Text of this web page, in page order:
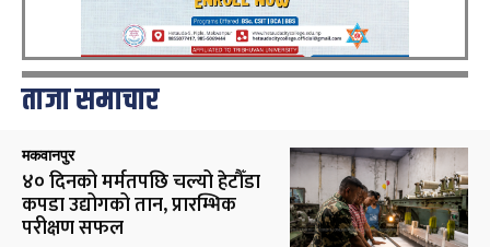
ताजा समाचार
मकवानपुर
४० दिनको मर्मतपछि चल्यो हेटौँडा
कपडा उद्योगको तान, प्रारम्भिक
परीक्षण सफल